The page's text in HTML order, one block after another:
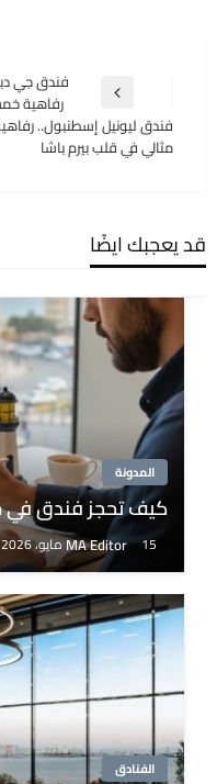
المقالات
المقالة
السابقة
فندق جي
رفاهية
المقالة
فندق ليونيل إسطنبول..
مثالي في قلب بيرم باشا
قد يعجبك ايضًا
المدونة
كيف تحجز فندق في
MA Editor 15 مايو، 2026
الفنادق